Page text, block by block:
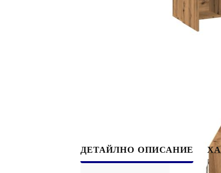
ДЕТАЙЛНО ОПИСАНИЕ